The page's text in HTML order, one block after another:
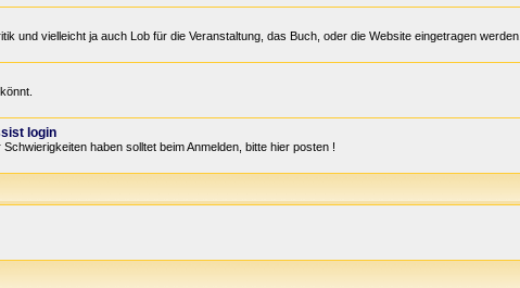
und vielleicht ja auch Lob für die Veranstaltung, das Buch, oder die Website eingetragen werden.
login
haben solltet beim Anmelden, bitte hier posten !